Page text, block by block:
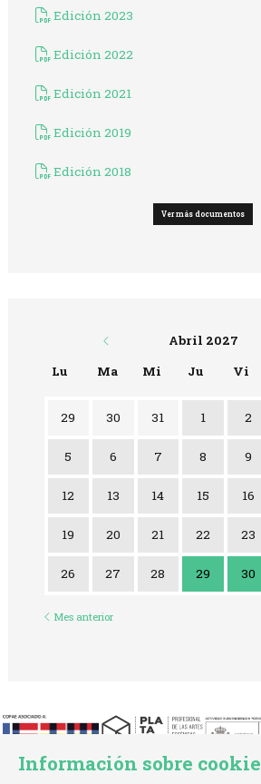
Edición 2023
Edición 2022
Edición 2021
Edición 2019
Edición 2018
Ver más documentos
Abril 2027
Lu
Ma Mi Ju Vi
29 30 31 1 2
5 6 7 8 9
12 13 14 15 16
19 20 21 22 23
26 27 28 29Jueves30
Mes anterior
Información sobre